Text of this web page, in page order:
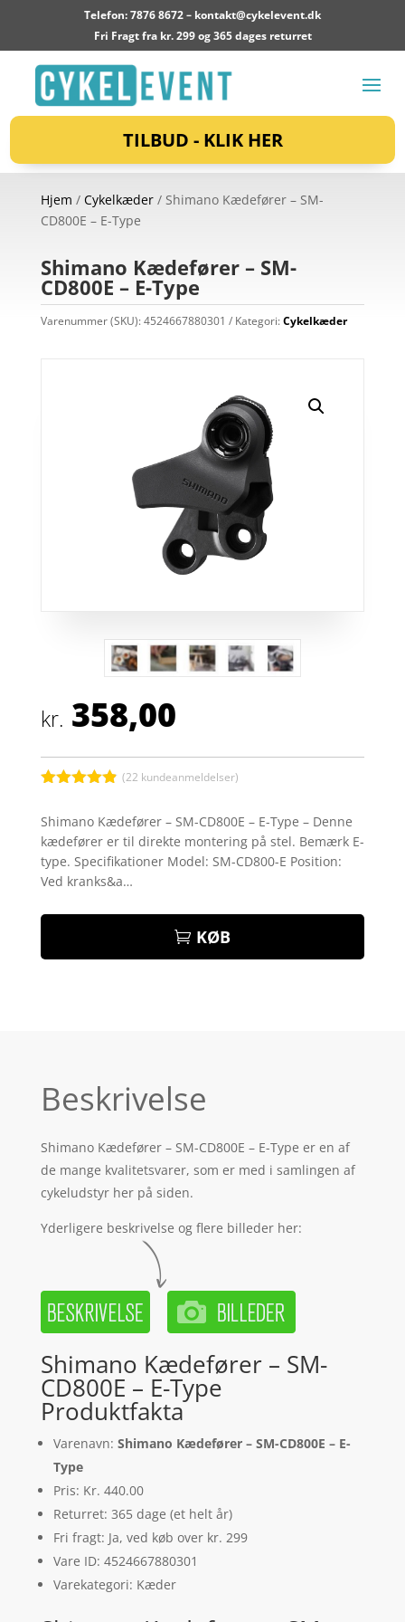
Telefon: 7876 8672 – kontakt@cykelevent.dk
Fri Fragt fra kr. 299 og 365 dages returret
TILBUD - KLIK HER
Hjem / Cykelkæder/ Shimano Kædefører – SM-
CD800E – E-Type
Shimano Kædefører – SM-
CD800E – E-Type
Varenummer (SKU):4524667880301 Kategori:Cykelkæder
kr. 358,00
ud af 5
baseret på
kundebedøm
melser
(22 kundeanmeldelser)
Shimano Kædefører – SM-CD800E – E-Type – Denne
kædefører er til direkte montering på stel. Bemærk E-
type. Specifikationer Model: SM-CD800-E Position:
Ved kranks&a…
KØB
Beskrivelse
Shimano Kædefører – SM-CD800E – E-Type er en af
de mange kvalitetsvarer, som er med i samlingen af
cykeludstyr her på siden.
Yderligere beskrivelse og flere billeder her:
Shimano Kædefører – SM-
CD800E – E-Type
Produktfakta
Varenavn: Shimano Kædefører – SM-CD800E – E-
Type
Pris: Kr. 440.00
Returret: 365 dage (et helt år)
Fri fragt: Ja, ved køb over kr. 299
Vare ID: 4524667880301
Varekategori: Kæder